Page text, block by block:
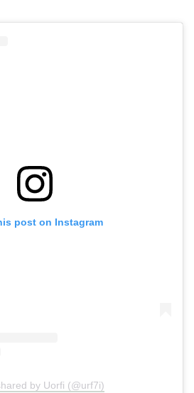
post on Instagram
by Uorfi (@urf7i)